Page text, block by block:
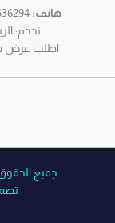
هاتف:
نخدم:
اطلب عرض
جميع الحقوق محفوظه ©